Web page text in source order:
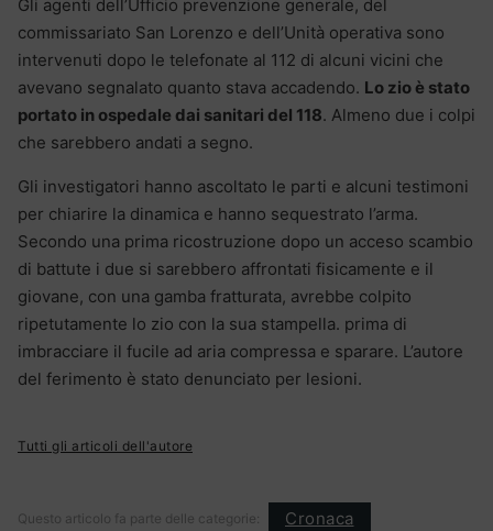
Gli agenti dell’Ufficio prevenzione generale, del
commissariato San Lorenzo e dell’Unità operativa sono
intervenuti dopo le telefonate al 112 di alcuni vicini che
avevano segnalato quanto stava accadendo. Lo zio è stato
portato in ospedale dai sanitari del 118. Almeno due i colpi
che sarebbero andati a segno.
Gli investigatori hanno ascoltato le parti e alcuni testimoni
per chiarire la dinamica e hanno sequestrato l’arma.
Secondo una prima ricostruzione dopo un acceso scambio
di battute i due si sarebbero affrontati fisicamente e il
giovane, con una gamba fratturata, avrebbe colpito
ripetutamente lo zio con la sua stampella. prima di
imbracciare il fucile ad aria compressa e sparare. L’autore
del ferimento è stato denunciato per lesioni.
Tutti gli articoli dell'autore
Questo articolo fa parte delle categorie: Cronaca